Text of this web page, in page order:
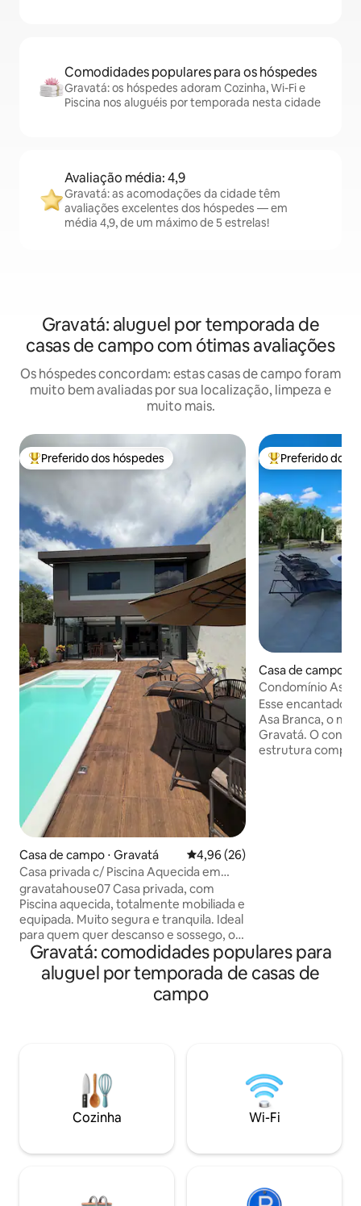
Comodidades populares para os hóspedes
Gravatá: os hóspedes adoram Cozinha, Wi-Fi e
Piscina nos aluguéis por temporada nesta cidade
Avaliação média: 4,9
Gravatá: as acomodações da cidade têm
avaliações excelentes dos hóspedes — em
média 4,9, de um máximo de 5 estrelas!
Gravatá: aluguel por temporada de
casas de campo com ótimas avaliações
Os hóspedes concordam: estas casas de campo foram
muito bem avaliadas por sua localização, limpeza e
muito mais.
Entre os melhores preferidos dos hóspedes
Preferido dos hóspedes
Casa de campo ⋅ Gravatá 4,96 de uma avaliação média
4,96 (26)
Casa privada c/ Piscina Aquecida em
Gravatá PE
gravatahouse07 Casa privada, com
Piscina aquecida, totalmente mobiliada e
equipada. Muito segura e tranquila. Ideal
para quem quer descanso e sossego, ou
para quem quer confratenizar com
amigos e família. A 5 minutos do centro.
No 1º andar temos: 1º quarto: 2 camas de
casal + 1 colchão extra de casal. 2º
terreo) Acomodando no total 18 pessoas
Entre os
Preferido dos
Casa de campo ⋅
tá
Condomínio Asa
Gravatá
Esse encantador
Asa Branca, o
Gravatá. O
estrutura
Gravatá: comodidades populares para
aluguel por temporada de casas de
campo
Cozinha Wi-Fi